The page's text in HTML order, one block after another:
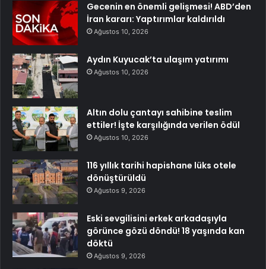
Gecenin en önemli gelişmesi! ABD’den
İran kararı: Yaptırımlar kaldırıldı
Ağustos 10, 2026
Aydın Kuyucak’ta ulaşım yatırımı
Ağustos 10, 2026
Altın dolu çantayı sahibine teslim
ettiler! İşte karşılığında verilen ödül
Ağustos 10, 2026
116 yıllık tarihi hapishane lüks otele
dönüştürüldü
Ağustos 9, 2026
Eski sevgilisini erkek arkadaşıyla
görünce gözü döndü! 18 yaşında kan
döktü
Ağustos 9, 2026